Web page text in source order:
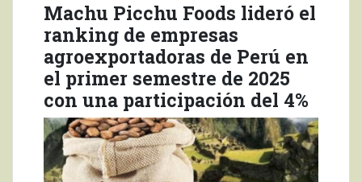
Machu Picchu Foods lideró el
ranking de empresas
agroexportadoras de Perú en
el primer semestre de 2025
con una participación del 4%